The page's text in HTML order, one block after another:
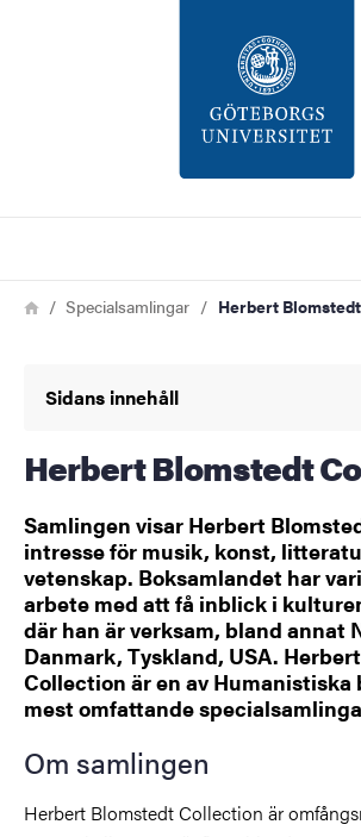
Länkstig
HemSpecialsamlingar Herbert
Sidans innehåll
Herbert Blomstedt
Samlingen visar Herbert
intresse för musik, konst,
vetenskap. Boksamlandet har
arbete med att få inblick i
där han är verksam, bland annat
Danmark, Tyskland, USA.
Collection är en av
mest omfattande
Om samlingen
Herbert Blomstedt Collection är